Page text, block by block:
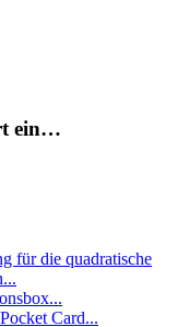
ein…
für die quadratische
Card...